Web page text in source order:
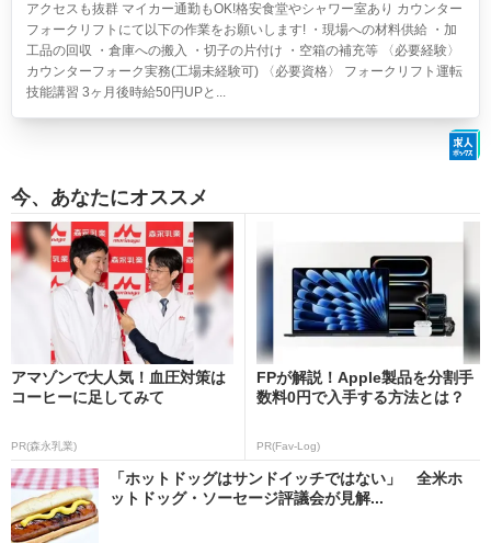
アクセスも抜群 マイカー通勤もOK!格安食堂やシャワー室あり カウンター
フォークリフトにて以下の作業をお願いします! ・現場への材料供給 ・加
工品の回収 ・倉庫への搬入 ・切子の片付け ・空箱の補充等 〈必要経験〉
カウンターフォーク実務(工場未経験可) 〈必要資格〉 フォークリフト運転
技能講習 3ヶ月後時給50円UPと...
今、あなたにオススメ
アマゾンで大人気！血圧対策は
コーヒーに足してみて
PR(森永乳業)
FPが解説！Apple製品を分割手
数料0円で入手する方法とは？
PR(Fav-Log)
「ホットドッグはサンドイッチではない」 全米ホ
ットドッグ・ソーセージ評議会が見解...